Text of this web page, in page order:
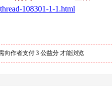
108301-1-1.html
向作者支付 3 公益分 才能浏览